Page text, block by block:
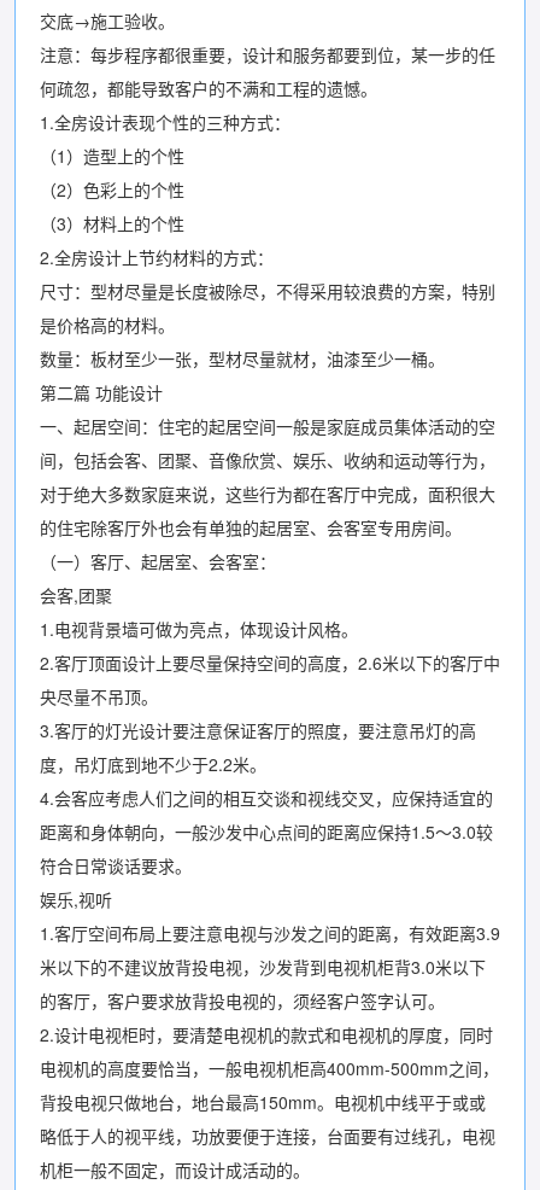
交底→施工验收。
注意：每步程序都很重要，设计和服务都要到位，某一步的任
何疏忽，都能导致客户的不满和工程的遗憾。
1.全房设计表现个性的三种方式：
（1）造型上的个性
（2）色彩上的个性
（3）材料上的个性
2.全房设计上节约材料的方式：
尺寸：型材尽量是长度被除尽，不得采用较浪费的方案，特别
是价格高的材料。
数量：板材至少一张，型材尽量就材，油漆至少一桶。
第二篇 功能设计
一、起居空间：住宅的起居空间一般是家庭成员集体活动的空
间，包括会客、团聚、音像欣赏、娱乐、收纳和运动等行为，
对于绝大多数家庭来说，这些行为都在客厅中完成，面积很大
的住宅除客厅外也会有单独的起居室、会客室专用房间。
（一）客厅、起居室、会客室：
会客,团聚
1.电视背景墙可做为亮点，体现设计风格。
2.客厅顶面设计上要尽量保持空间的高度，2.6米以下的客厅中
央尽量不吊顶。
3.客厅的灯光设计要注意保证客厅的照度，要注意吊灯的高
度，吊灯底到地不少于2.2米。
4.会客应考虑人们之间的相互交谈和视线交叉，应保持适宜的
距离和身体朝向，一般沙发中心点间的距离应保持1.5～3.0较
符合日常谈话要求。
娱乐,视听
1.客厅空间布局上要注意电视与沙发之间的距离，有效距离3.9
米以下的不建议放背投电视，沙发背到电视机柜背3.0米以下
的客厅，客户要求放背投电视的，须经客户签字认可。
2.设计电视柜时，要清楚电视机的款式和电视机的厚度，同时
电视机的高度要恰当，一般电视机柜高400mm-500mm之间，
背投电视只做地台，地台最高150mm。电视机中线平于或或
略低于人的视平线，功放要便于连接，台面要有过线孔，电视
机柜一般不固定，而设计成活动的。